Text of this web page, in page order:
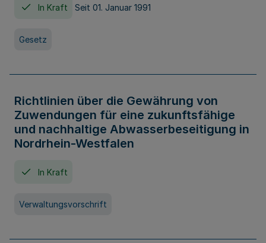
In Kraft Seit 01. Januar 1991
Gesetz
Richtlinien über die Gewährung von
Zuwendungen für eine zukunftsfähige
und nachhaltige Abwasserbeseitigung in
Nordrhein-Westfalen
In Kraft
Verwaltungsvorschrift